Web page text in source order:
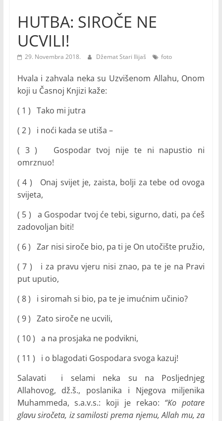
HUTBA: SIROČE NE
UCVILI!
29. Novembra 2018. Džemat Stari Ilijaš foto
Hvala i zahvala neka su Uzvišenom Allahu, Onom
koji u Časnoj Knjizi kaže:
( 1 ) Tako mi jutra
( 2 ) i noći kada se utiša –
( 3 ) Gospodar tvoj nije te ni napustio ni
omrznuo!
( 4 ) Onaj svijet je, zaista, bolji za tebe od ovoga
svijeta,
( 5 ) a Gospodar tvoj će tebi, sigurno, dati, pa ćeš
zadovoljan biti!
( 6 ) Zar nisi siroče bio, pa ti je On utočište pružio,
( 7 ) i za pravu vjeru nisi znao, pa te je na Pravi
put uputio,
( 8 ) i siromah si bio, pa te je imućnim učinio?
( 9 ) Zato siroče ne ucvili,
( 10 ) a na prosjaka ne podvikni,
( 11 ) i o blagodati Gospodara svoga kazuj!
Salavati i selami neka su na Posljednjeg
Allahovog, dž.š., poslanika i Njegova miljenika
Muhammeda, s.a.v.s.: koji je rekao: “Ko potare
glavu siročeta, iz samilosti prema njemu, Allah mu, za